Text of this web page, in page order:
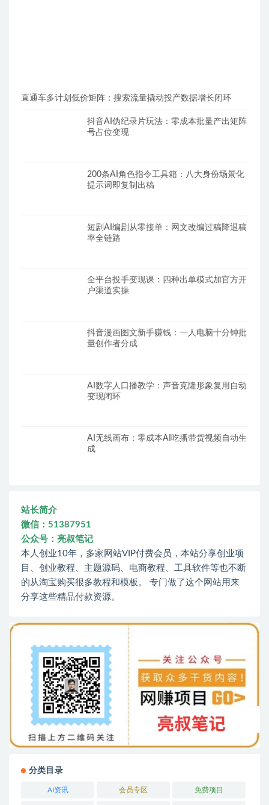
直通车多计划低价矩阵：搜索流量撬动投产数据增长闭环
抖音AI伪纪录片玩法：零成本批量产出矩阵
号占位变现
200条AI角色指令工具箱：八大身份场景化
提示词即复制出稿
短剧AI编剧从零接单：网文改编过稿降退稿
率全链路
全平台投手变现课：四种出单模式加官方开
户渠道实操
抖音漫画图文新手赚钱：一人电脑十分钟批
量创作者分成
AI数字人口播教学：声音克隆形象复用自动
变现闭环
AI无线画布：零成本AI吃播带货视频自动生
成
站长简介
微信：51387951
公众号：亮叔笔记
本人创业10年，多家网站VIP付费会员，本站分享创业项
目、创业教程、主题源码、电商教程、工具软件等也不断
的从淘宝购买很多教程和模板。 专门做了这个网站用来
分享这些精品付款资源。
分类目录
AI资讯 会员专区 免费项目